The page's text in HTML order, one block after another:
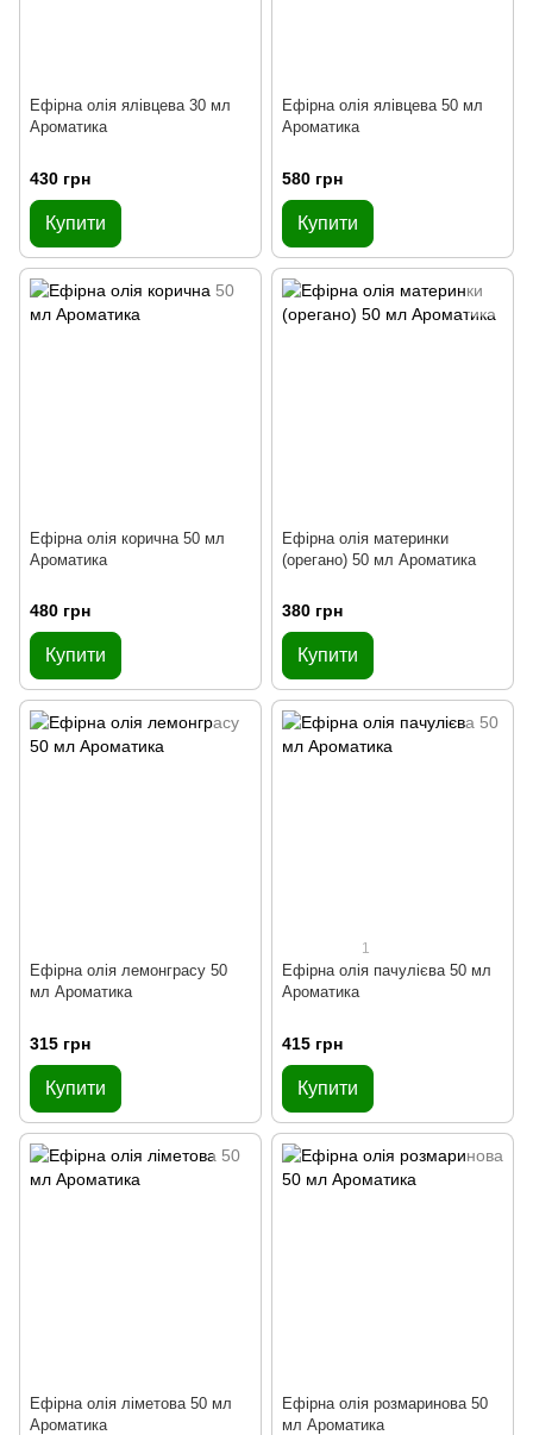
Ефірна олія ялівцева 30 мл
Ароматика
430 грн
Купити
Ефірна олія ялівцева 50 мл
Ароматика
580 грн
Купити
Ефірна олія корична 50 мл
Ароматика
480 грн
Купити
Ефірна олія материнки
(орегано) 50 мл Ароматика
380 грн
Купити
Ефірна олія лемонграсу 50
мл Ароматика
315 грн
Купити
1
Ефірна олія пачулієва 50 мл
Ароматика
415 грн
Купити
Ефірна олія ліметова 50 мл
Ароматика
Ефірна олія розмаринова 50
мл Ароматика